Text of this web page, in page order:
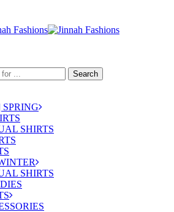
Search
SPRING
SHIRTS
SHIRTS